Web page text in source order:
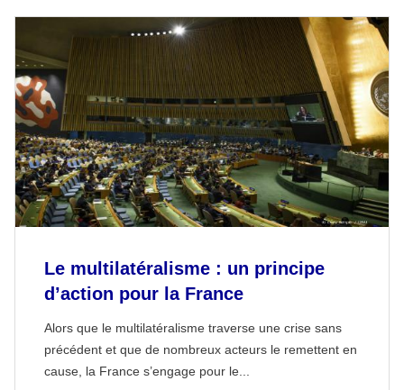
Le multilatéralisme : un principe
d’action pour la France
Alors que le multilatéralisme traverse une crise sans
précédent et que de nombreux acteurs le remettent en
cause, la France s’engage pour le...